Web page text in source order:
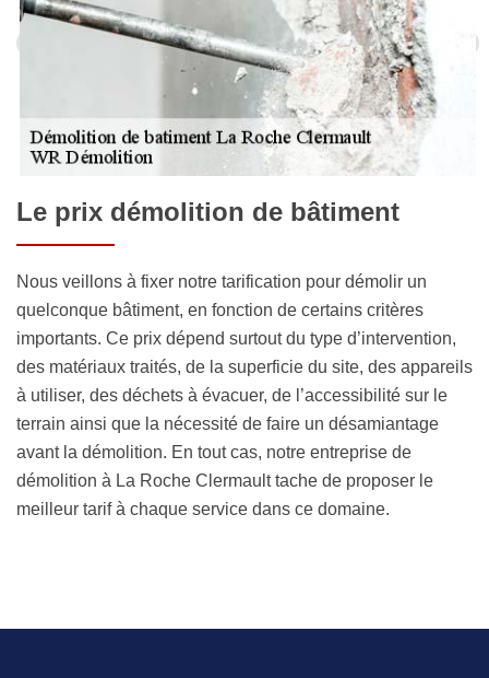
Le prix démolition de bâtiment
Nous veillons à fixer notre tarification pour démolir un
quelconque bâtiment, en fonction de certains critères
importants. Ce prix dépend surtout du type d’intervention,
des matériaux traités, de la superficie du site, des appareils
à utiliser, des déchets à évacuer, de l’accessibilité sur le
terrain ainsi que la nécessité de faire un désamiantage
avant la démolition. En tout cas, notre entreprise de
démolition à La Roche Clermault tache de proposer le
meilleur tarif à chaque service dans ce domaine.